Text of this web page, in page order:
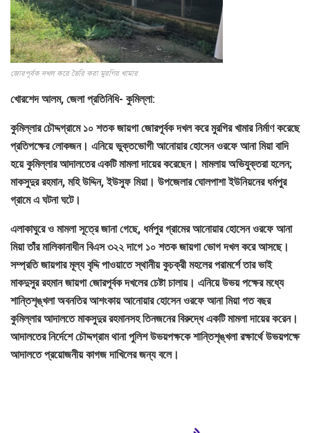
জোরপূর্বক দখল করে তৈরি করা মুরগির খামার
খোরশেদ আলম, জেলা প্রতিনিধি- কুমিল্লা:
কুমিল্লার চৌদ্দগ্রামে ১০ শতক জায়গা জোরপূর্বক দখল করে মুরগির খামার নির্মাণ করেছে
প্রতিপক্ষের লোকজন। এনিয়ে ভুক্তভোগী আনোয়ার হোসেন ওরফে আনা মিয়া বাদি
হয়ে কুমিল্লার আদালতের একটি মামলা দায়ের করেছেন। মামলায় অভিযুক্তরা হলেন;
মাকসুদুর রহমান, মহি উদ্দিন, ইউসুফ মিয়া। উপজেলার ঘোলপাশা ইউনিয়নের ধর্মপুর
গ্রামে এ ঘটনা ঘটে।
এলাকাঘুরে ও মামলা সূত্রে জানা গেছে, ধর্মপুর গ্রামের আনোয়ার হোসেন ওরফে আনা
মিয়া তাঁর মালিকানাধীন বিএস ৩২২ দাগে ১০ শতক জায়গা ভোগ দখল করে আসছে।
সম্প্রতি জায়গার মূল্য বৃদ্দি পাওয়াতে স্থানীয় কুচক্রী মহলের পরামর্শে তার ভাই
মাকদুসুর রহমান জায়গা জোরপূর্বক দখলের চেষ্টা চালায়। এনিয়ে উভয় পক্ষের মধ্যে
শান্তিশৃঙ্খলা অবনতির আশংকায় আনোয়ার হোসেন ওরফে আনা মিয়া গত বছর
কুমিল্লার আদালতে মাকসুদুর রহমানসহ তিনজনের বিরুদ্ধে একটি মামলা দায়ের করেন।
আদালতের নির্দেশে চৌদ্দগ্রাম থানা পুলিশ উভয়পক্ষকে শান্তিশৃঙ্খলা রক্ষার্থে উভয়পক্ষে
আদালতে প্রয়োজনীয় কাগজ দাখিলের জন্য বলে।